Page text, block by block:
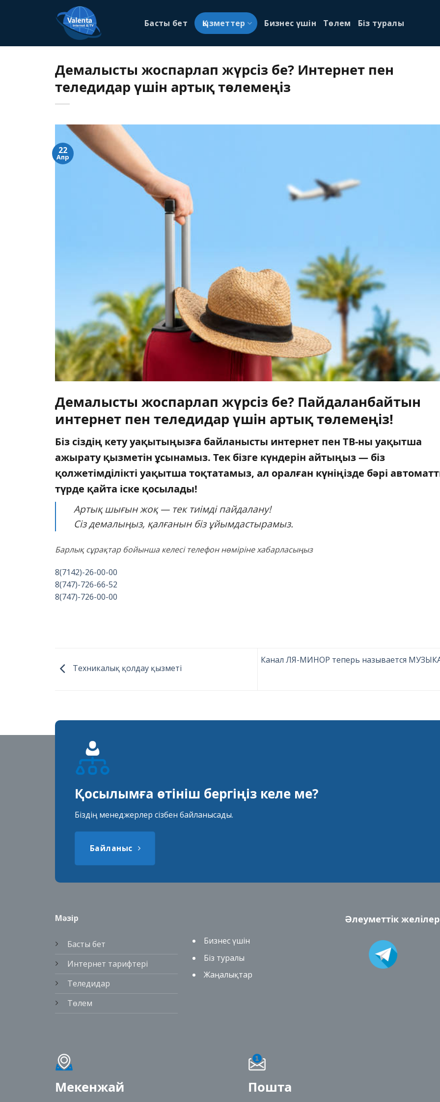
Басты бет Қызметтер Бизнес үшін Төлем Біз туралы
Демалысты жоспарлап жүрсіз бе? Интернет пен
теледидар үшін артық төлемеңіз
22
Апр
Демалысты жоспарлап жүрсіз бе? Пайдаланбайтын
интернет пен теледидар үшін артық төлемеңіз!
Біз сіздің кету уақытыңызға байланысты интернет пен ТВ-ны уақытша
ажырату қызметін ұсынамыз. Тек бізге күндерін айтыңыз — біз
қолжетімділікті уақытша тоқтатамыз, ал оралған күніңізде бәрі
түрде қайта іске қосылады!
Артық шығын жоқ — тек тиімді пайдалану!
Сіз демалыңыз, қалғанын біз ұйымдастырамыз.
Барлық сұрақтар бойынша келесі телефон нөміріне хабарласыңыз
8(7142)-26-00-00
8(747)-726-66-52
8(747)-726-00-00
Техникалық қолдау қызметі
Канал ЛЯ-МИНОР теперь называется
Қосылымға өтініш бергіңіз келе ме?
Біздің менеджерлер сізбен байланысады.
Байланыс
Мәзір
Басты бет
Интернет тарифтері
Теледидар
Төлем
Бизнес үшін
Біз туралы
Жаңалықтар
Әлеуметтік желілер
Мекенжай Пошта